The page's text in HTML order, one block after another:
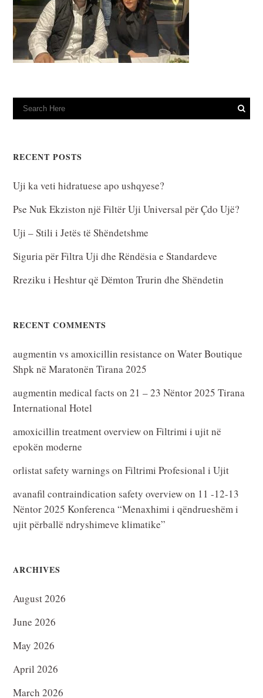
RECENT POSTS
Uji ka veti hidratuese apo ushqyese?
Pse Nuk Ekziston një Filtër Uji Universal për Çdo Ujë?
Uji – Stili i Jetës të Shëndetshme
Siguria për Filtra Uji dhe Rëndësia e Standardeve
Rreziku i Heshtur që Dëmton Trurin dhe Shëndetin
RECENT COMMENTS
augmentin vs amoxicillin resistance onWater Boutique
Shpk në Maratonën Tirana 2025
augmentin medical facts on21 – 23 Nëntor 2025 Tirana
International Hotel
amoxicillin treatment overviewonFiltrimi i ujit në
epokën moderne
orlistat safety warnings onFiltrimi Profesional i Ujit
avanafil contraindication safety overviewon 11 -12-13
Nëntor 2025 Konferenca “Menaxhimi i qëndrueshëm i
ujit përballë ndryshimeve klimatike”
ARCHIVES
August 2026
June 2026
May 2026
April 2026
March 2026